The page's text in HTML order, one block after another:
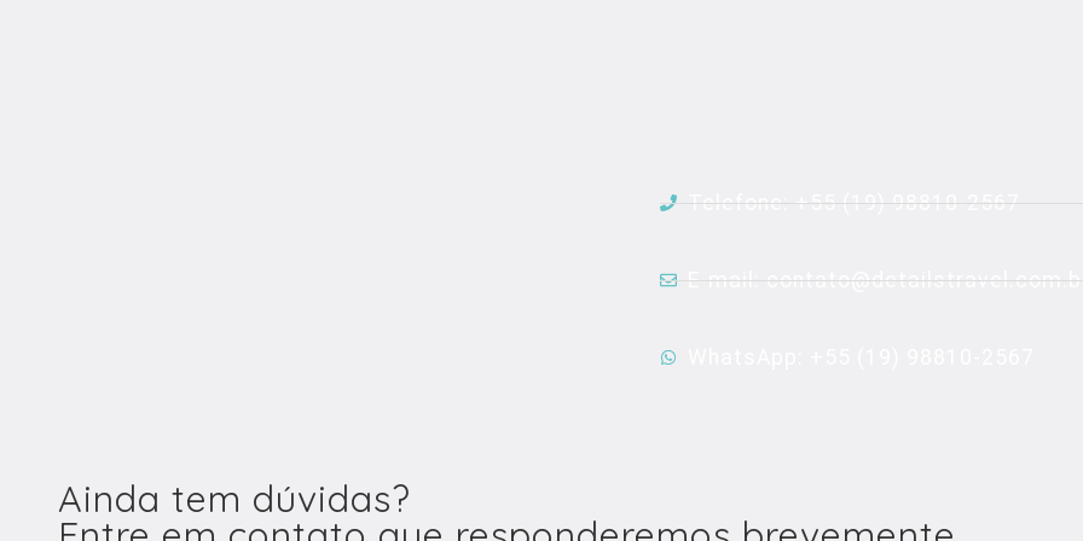
Telefone: +55 (19) 98810-2567
E-mail:
Ainda tem dúvidas?